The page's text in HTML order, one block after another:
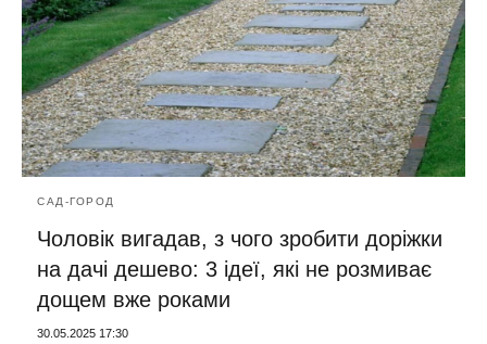
САД-ГОРОД
Чоловік вигадав, з чого зробити доріжки
на дачі дешево: 3 ідеї, які не розмиває
дощем вже роками
30.05.2025 17:30